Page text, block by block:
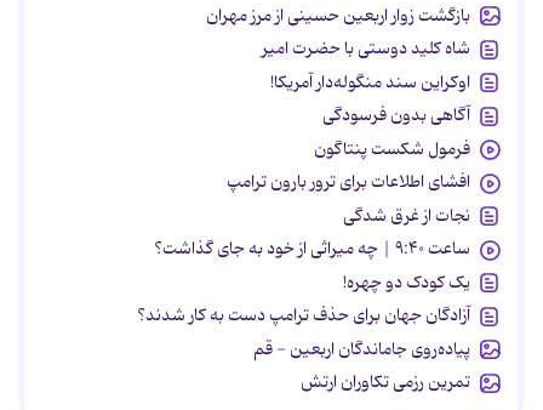
بازگشت زوار اربعین حسینی از مرز مهران
شاه کلید دوستی با حضرت امیر
اوکراین سند منگوله‌دار آمریکا!
آگاهی بدون فرسودگی
فرمول شکست پنتاگون
افشای اطلاعات برای ترور بارون ترامپ
نجات از غرق شدگی
ساعت ۹:۴۰ | چه میراثی از خود به جای گذاشت؟
یک کودک دو چهره!
آزادگان جهان برای حذف ترامپ دست به کار شدند؟
پیاده‌روی جاماندگان اربعین - قم
تمرین رزمی تکاوران ارتش